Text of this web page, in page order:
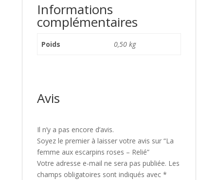
Informations
complémentaires
Poids 0,50 kg
Avis
Il n’y a pas encore d’avis.
Soyez le premier à laisser votre avis sur “La
femme aux escarpins roses – Relié”
Votre adresse e-mail ne sera pas publiée. Les
champs obligatoires sont indiqués avec *